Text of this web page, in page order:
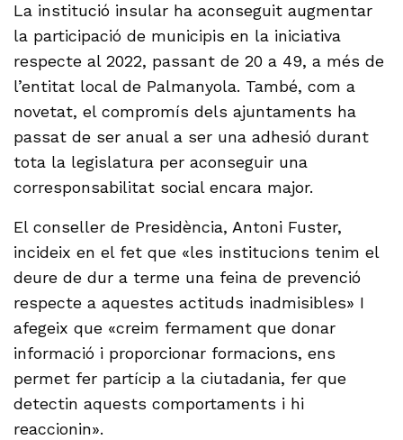
La institució insular ha aconseguit augmentar
la participació de municipis en la iniciativa
respecte al 2022, passant de 20 a 49, a més de
l’entitat local de Palmanyola. També, com a
novetat, el compromís dels ajuntaments ha
passat de ser anual a ser una adhesió durant
tota la legislatura per aconseguir una
corresponsabilitat social encara major.
El conseller de Presidència, Antoni Fuster,
incideix en el fet que «les institucions tenim el
deure de dur a terme una feina de prevenció
respecte a aquestes actituds inadmisibles» I
afegeix que «creim fermament que donar
informació i proporcionar formacions, ens
permet fer partícip a la ciutadania, fer que
detectin aquests comportaments i hi
reaccionin».